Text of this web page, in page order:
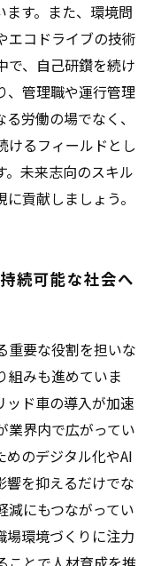
す。また、環境問
エコドライブの技術
で、自己研鑽を続け
、管理職や運行管理
労働の場でなく、
けるフィールドとし
。未来志向のスキル
貢献しましょう。
続可能な社会へ
重要な役割を担いな
組みも進めていま
ッド車の導入が加速
業界内で広がってい
めのデジタル化やAI
響を抑えるだけでな
減にもつながってい
場環境づくりに注力